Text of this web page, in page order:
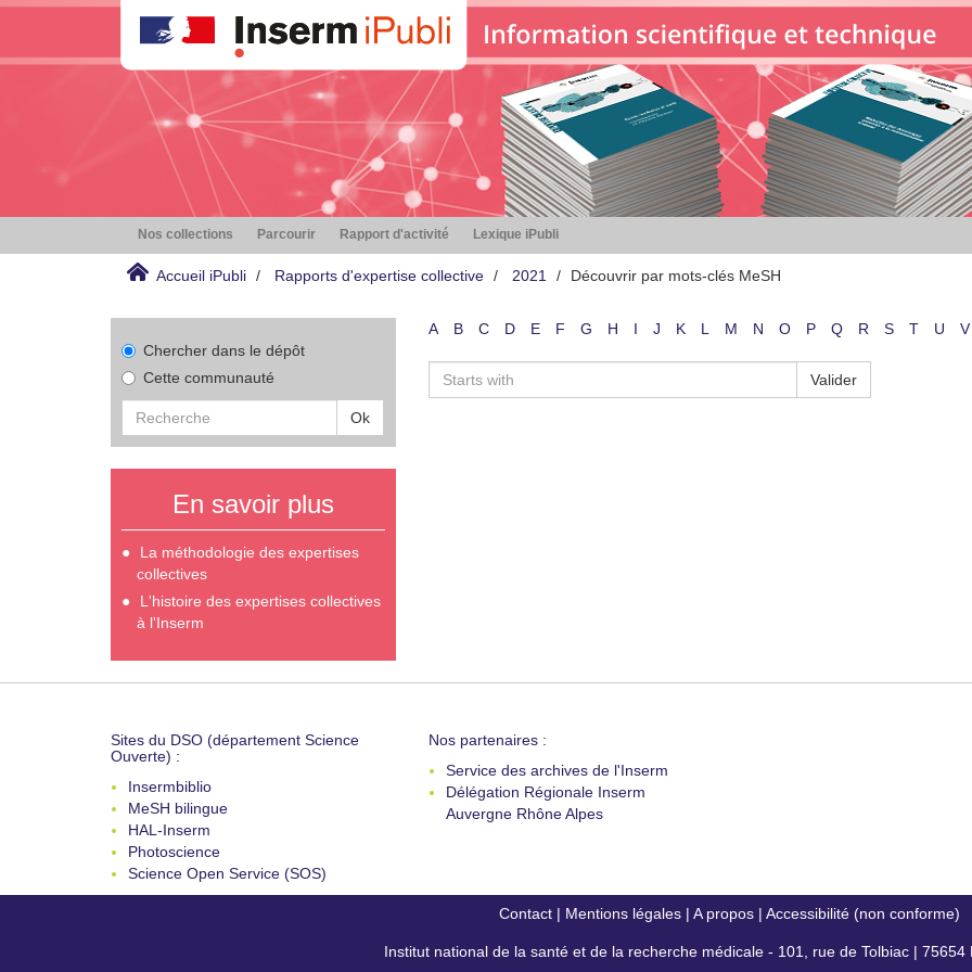
Nos collections Parcourir Rapport d'activité Lexique iPubli
Accueil iPubli Rapports d'expertise collective 2021 Découvrir par mots-clés MeSH
Chercher dans le dépôt
Cette communauté
Ok
En savoir plus
La méthodologie des expertises
collectives
L'histoire des expertises collectives
à l'Inserm
A B C D E F G H I J K L M N O P Q R S T U V
Valider
Sites du DSO (département Science
Ouverte) :
Insermbiblio
MeSH bilingue
HAL-Inserm
Photoscience
Science Open Service (SOS)
Nos partenaires :
Service des archives de l'Inserm
Délégation Régionale Inserm
Auvergne Rhône Alpes
Contact| Mentions légales| A propos| Accessibilité (non conforme)
Institut national de la santé et de la recherche médicale - 101, rue de Tolbiac | 75654